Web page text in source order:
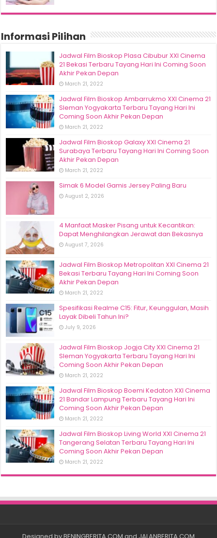
Informasi Pilihan
Jadwal Film Bioskop Plasa Cibubur XXI Cinema
21 Bekasi Terbaru Tayang Hari Ini Coming Soon
Akhir Pekan Depan
March 21, 2022
Jadwal Film Bioskop Ambarrukmo XXI Cinema 21
Sleman Yogyakarta Terbaru Tayang Hari Ini
Coming Soon Akhir Pekan Depan
March 21, 2022
Jadwal Film Bioskop Galaxy XXI Cinema 21
Surabaya Terbaru Tayang Hari Ini Coming Soon
Akhir Pekan Depan
March 21, 2022
Simak 6 Model Gamis Jersey Paling Baru
August 2, 2026
4 Manfaat Masker Pisang untuk Kecantikan:
Dapat Menghilangkan Jerawat dan Bekasnya
August 7, 2026
Jadwal Film Bioskop Metropolitan XXI Cinema 21
Bekasi Terbaru Tayang Hari Ini Coming Soon
Akhir Pekan Depan
March 21, 2022
Spesifikasi Realme C15: Fitur, Keunggulan, Masih
Layak Dibeli Tahun Ini?
July 9, 2026
Jadwal Film Bioskop Jogja City XXI Cinema 21
Sleman Yogyakarta Terbaru Tayang Hari Ini
Coming Soon Akhir Pekan Depan
March 21, 2022
Jadwal Film Bioskop Boemi Kedaton XXI Cinema
21 Bandar Lampung Terbaru Tayang Hari Ini
Coming Soon Akhir Pekan Depan
March 21, 2022
Jadwal Film Bioskop Living World XXI Cinema 21
Tangerang Selatan Terbaru Tayang Hari Ini
Coming Soon Akhir Pekan Depan
March 21, 2022